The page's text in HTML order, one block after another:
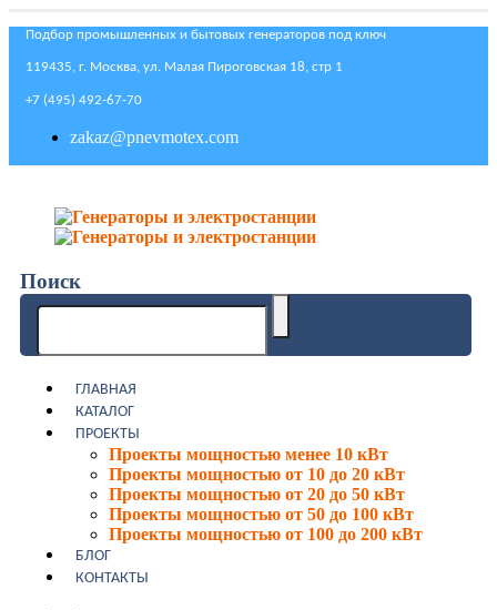
Подбор промышленных и бытовых генераторов под ключ
119435, г. Москва, ул. Малая Пироговская 18, стр 1
+7 (495) 492-67-70
zakaz@pnevmotex.com
Поиск
ГЛАВНАЯ
КАТАЛОГ
ПРОЕКТЫ
Проекты мощностью менее 10 кВт
Проекты мощностью от 10 до 20 кВт
Проекты мощностью от 20 до 50 кВт
Проекты мощностью от 50 до 100 кВт
Проекты мощностью от 100 до 200 кВт
БЛОГ
КОНТАКТЫ